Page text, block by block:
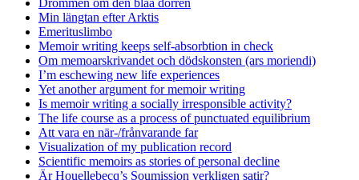
Drömmen om den blåa dörren
Min längtan efter Arktis
Emerituslimbo
Memoir writing keeps self-absorbtion in check
Om memoarskrivandet och dödskonsten (ars moriendi)
I’m eschewing new life experiences
Yet another argument for memoir writing
Is memoir writing a socially irresponsible activity?
The life course as a process of punctuated equilibrium
Att vara en när-/frånvarande far
Visualization of my publication record
Scientific memoirs as stories of personal decline
Är Houellebecq’s Soumission verkligen satir?